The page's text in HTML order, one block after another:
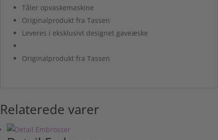
Tåler opvaskemaskine
Originalprodukt fra Tassen
Leveres i eksklusivt designet gaveæske
Originalprodukt fra Tassen
Relaterede varer